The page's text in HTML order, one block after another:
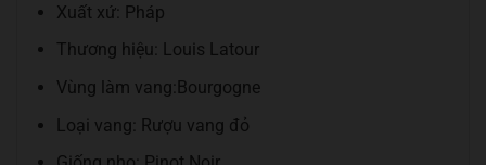
Xuất xứ: Pháp
Thương hiệu: Louis Latour
Vùng làm vang:Bourgogne
Loại vang: Rượu vang đỏ